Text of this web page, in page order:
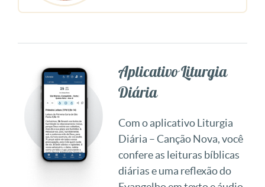
Aplicativo Liturgia
Diária
Com o aplicativo Liturgia
Diária – Canção Nova, você
confere as leituras bíblicas
diárias e uma reflexão do